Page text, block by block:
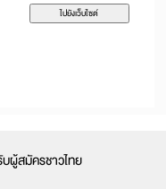
ไปยังเว็บไซต์
ผู้สมัครชาวไทย